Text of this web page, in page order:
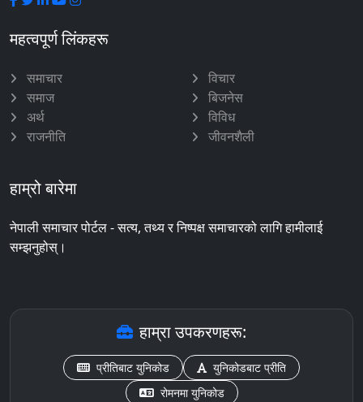
महत्वपूर्ण लिंकहरू
समाचार
समाज
अर्थ
राजनीति
विचार
बिजनेस
विविध
जीवनशैली
हाम्रो बारेमा
नेपाली समाचार पोर्टल - सत्य, तथ्य र निष्पक्ष समाचारको लागि हामीलाई
सम्झनुहोस्।
हाम्रा उपकरणहरू:
प्रीतिबाट युनिकोड
युनिकोडबाट प्रीति
रोमनमा युनिकोड